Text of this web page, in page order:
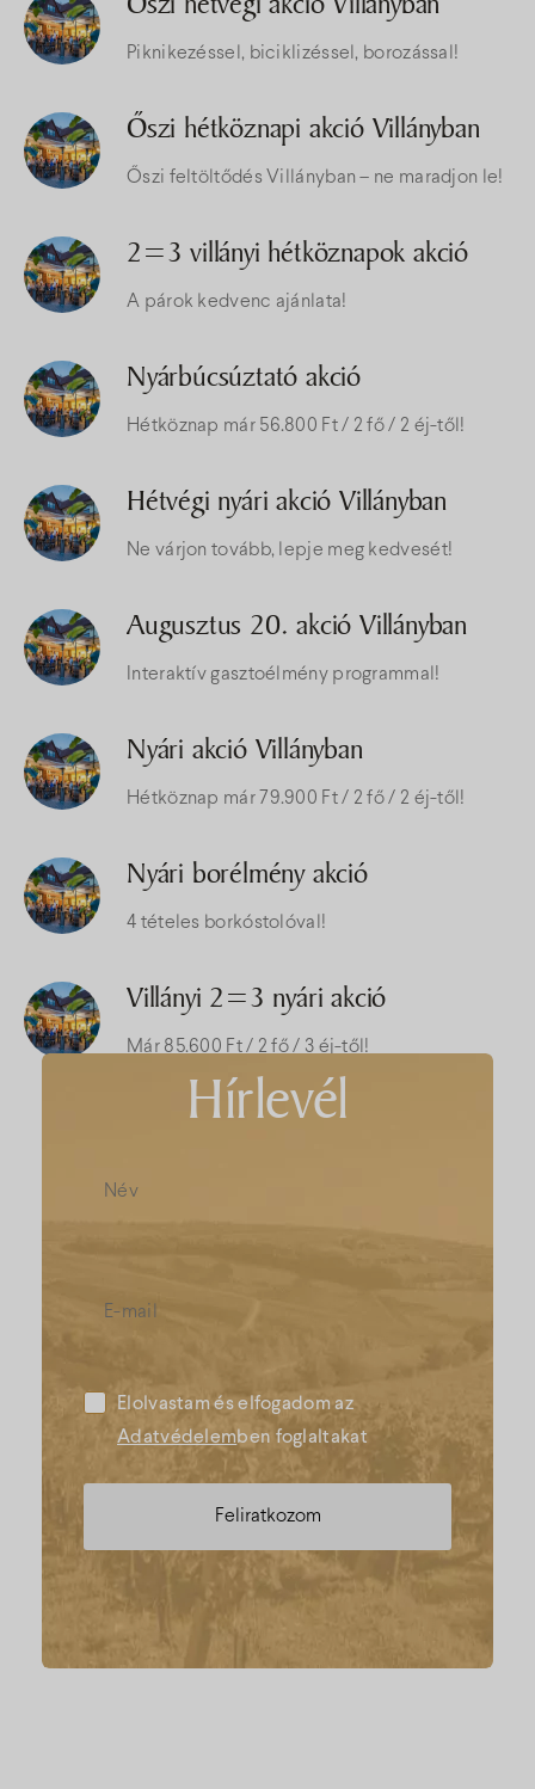
Piknikezéssel, biciklizéssel, borozással!
Őszi hétköznapi akció Villányban
Őszi feltöltődés Villányban – ne maradjon le!
2=3 villányi hétköznapok akció
A párok kedvenc ajánlata!
Nyárbúcsúztató akció
Hétköznap már 56.800 Ft / 2 fő / 2 éj-től!
Hétvégi nyári akció Villányban
Ne várjon tovább, lepje meg kedvesét!
Augusztus 20. akció Villányban
Interaktív gasztoélmény programmal!
Nyári akció Villányban
Hétköznap már 79.900 Ft / 2 fő / 2 éj-től!
Nyári borélmény akció
4 tételes borkóstolóval!
Villányi 2=3 nyári akció
Már 85.600 Ft / 2 fő / 3 éj-től!
Hírlevél
Elolvastam és elfogadom az
Adatvédelemben foglaltakat